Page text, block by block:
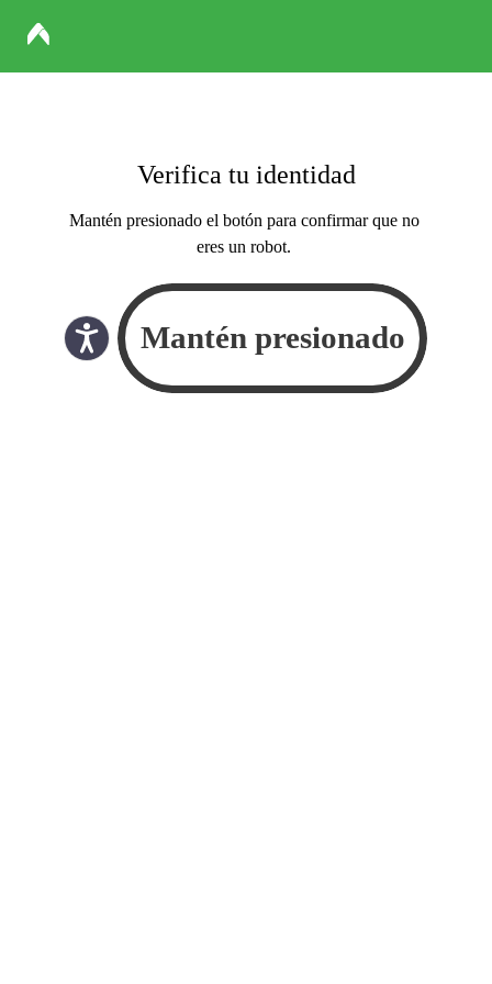
Verifica tu identidad
Mantén presionado el botón para confirmar que no
eres un robot.